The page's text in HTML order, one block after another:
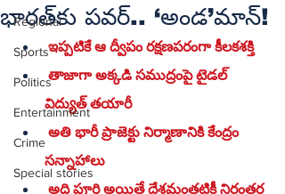
Regional
Sports
Politics
Entertainment
Crime
Special stories
భారత్‌కు పవర్.. ‘అండ’మాన్!
ఇప్పటికే ఆ ద్వీపం రక్షణపరంగా కీలకశక్తి
విద్యుత్ తయారీ
సన్నాహాలు